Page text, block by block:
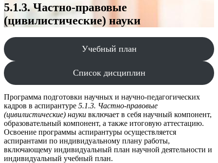
5.1.3. Частно-правовые
(цивилистические) науки
Учебный план
Список дисциплин
Программа подготовки научных и научно-педагогических
кадров в аспирантуре 5.1.3. Частно-правовые
(цивилистические) науки включает в себя научный компонент,
образовательный компонент, а также итоговую аттестацию.
Освоение программы аспирантуры осуществляется
аспирантами по индивидуальному плану работы,
включающему индивидуальный план научной деятельности и
индивидуальный учебный план.